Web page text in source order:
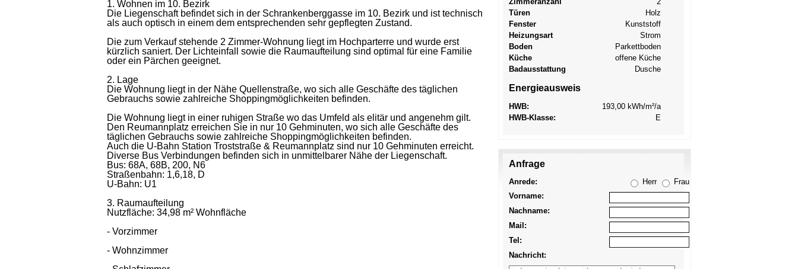
1. Wohnen im 10. Bezirk
Die Liegenschaft befindet sich in der Schrankenberggasse im 10. Bezirk und ist technisch
als auch optisch in einem dem entsprechenden sehr gepflegten Zustand.
Die zum Verkauf stehende 2 Zimmer-Wohnung liegt im Hochparterre und wurde erst
kürzlich saniert. Der Lichteinfall sowie die Raumaufteilung sind optimal für eine Familie
oder ein Pärchen geeignet.
2. Lage
Die Wohnung liegt in der Nähe Quellenstraße, wo sich alle Geschäfte des täglichen
Gebrauchs sowie zahlreiche Shoppingmöglichkeiten befinden.
Die Wohnung liegt in einer ruhigen Straße wo das Umfeld als elitär und angenehm gilt.
Den Reumannplatz erreichen Sie in nur 10 Gehminuten, wo sich alle Geschäfte des
täglichen Gebrauchs sowie zahlreiche Shoppingmöglichkeiten befinden.
Auch die U-Bahn Station Troststraße & Reumannplatz sind nur 10 Gehminuten erreicht.
Diverse Bus Verbindungen befinden sich in unmittelbarer Nähe der Liegenschaft.
Bus: 68A, 68B, 200, N6
Straßenbahn: 1,6,18, D
U-Bahn: U1
3. Raumaufteilung
Nutzfläche: 34,98 m² Wohnfläche
- Vorzimmer
- Wohnzimmer
Türen
Holz
Fenster
Kunststoff
Heizungsart
Strom
Boden
Parkettboden
Küche
offene Küche
Badausstattung
Dusche
Energieausweis
HWB:
193,00 kWh/m²/a
HWB-Klasse:
E
Anfrage
Anrede:
Herr
Frau
Vorname:
Nachname:
Mail:
Tel:
Nachricht: